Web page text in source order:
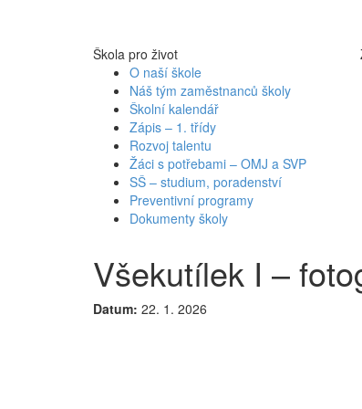
Škola pro život
O naší škole
Náš tým zaměstnanců školy
Školní kalendář
Zápis – 1. třídy
Rozvoj talentu
Žáci s potřebami – OMJ a SVP
SŠ – studium, poradenství
Preventivní programy
Dokumenty školy
Všekutílek I –
Datum: 22. 1. 2026